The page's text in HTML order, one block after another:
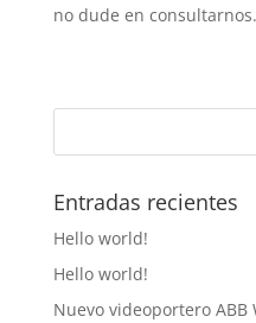
no dude en consultarnos.
Entradas recientes
Hello world!
Hello world!
Nuevo videoportero